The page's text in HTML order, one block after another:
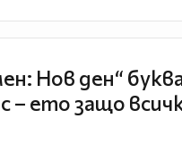
Нов ден“
– ето защо